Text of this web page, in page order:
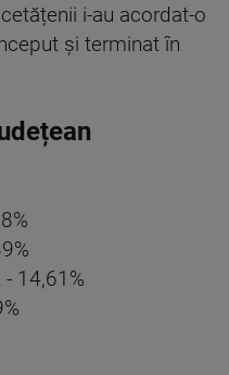
i-au acordat-o
și terminat în
- 14,61%